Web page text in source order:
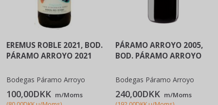
EREMUS ROBLE 2021, BOD.
PÁRAMO ARROYO 2021
Bodegas Páramo Arroyo
100,00DKK m/Moms
PÁRAMO ARROYO 2005,
BOD. PÁRAMO ARROYO
Bodegas Páramo Arroyo
240,00DKK m/Moms